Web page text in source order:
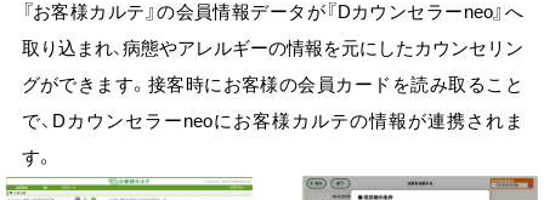
『お客様カルテ』の会員情報データが『Dカウンセラーneo』へ
取り込まれ、病態やアレルギーの情報を元にしたカウンセリン
グができます。接客時にお客様の会員カードを読み取ること
で、Dカウンセラーneoにお客様カルテの情報が連携されま
す。